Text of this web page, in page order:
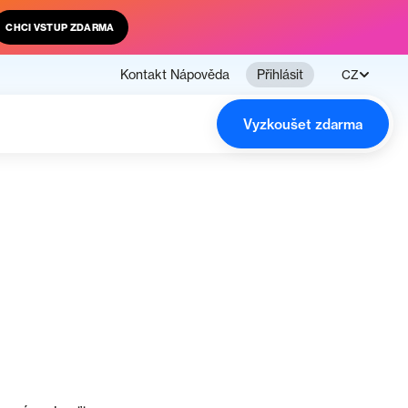
CHCI VSTUP ZDARMA
Kontakt Nápověda Přihlásit CZ
Vyzkoušet zdarma